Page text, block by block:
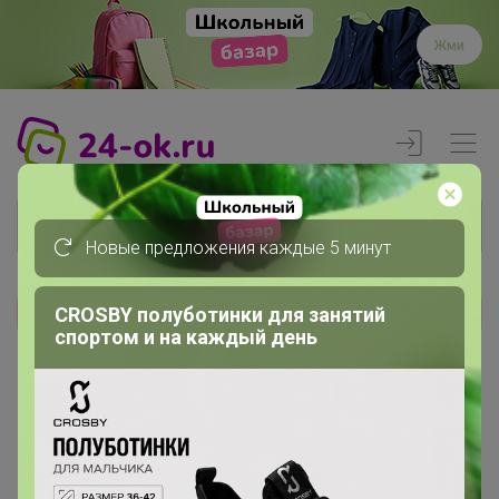
Жми
Главная
Члены клуба
Le Jouet
Новые предложения каждые 5 минут
CROSBY полуботинки для занятий
спортом и на каждый день